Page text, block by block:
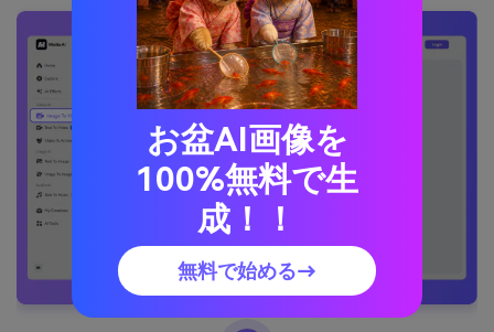
お盆AI画像を
100%無料で生
成！！
無料で始める→